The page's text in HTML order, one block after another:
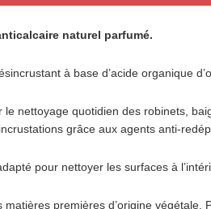
naturel parfumé.
à base d’acide organique
le nettoyage quotidien des robinets,
grâce aux agents anti-
pour nettoyer les surfaces à
matières premières d’origine végétale.